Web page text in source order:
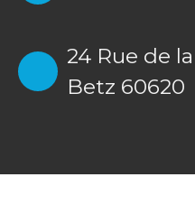
24 Rue de
Betz 60620